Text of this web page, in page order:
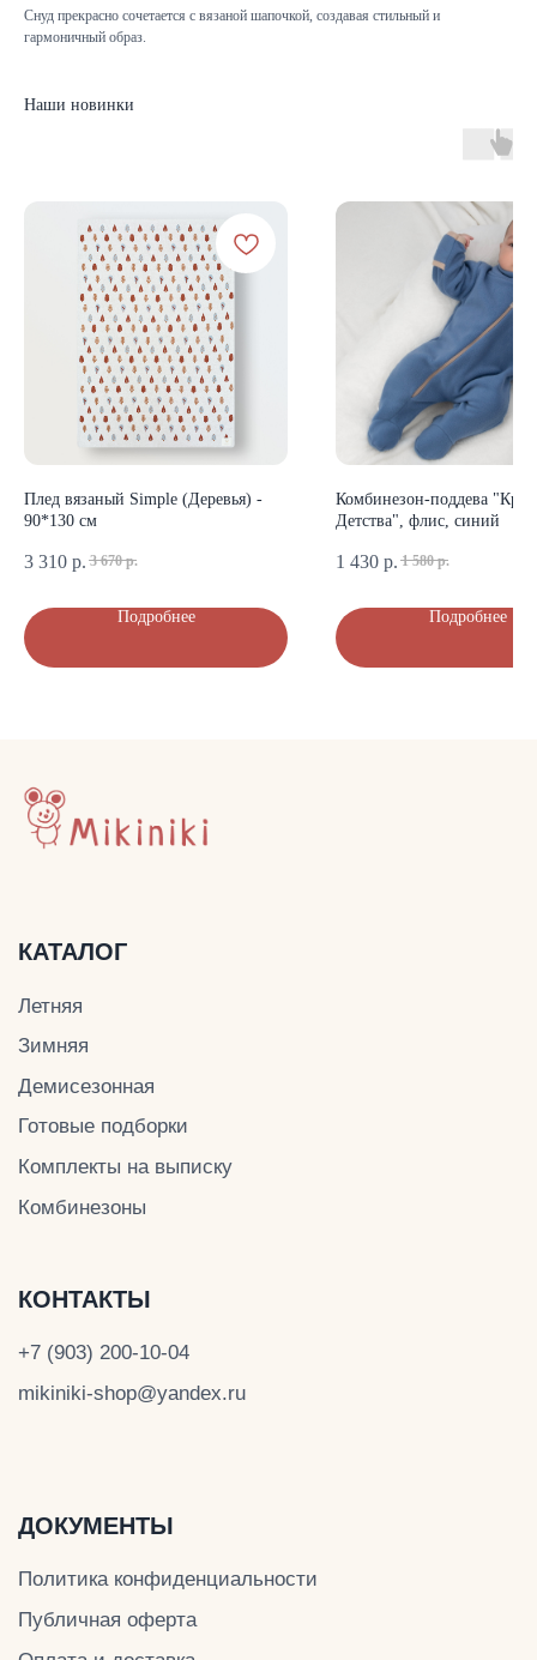
Снуд прекрасно сочетается с вязаной шапочкой, создавая стильный и
гармоничный образ.
Наши новинки
Плед вязаный Simple (Деревья) -
90*130 см
3 310 р. 3 670 р.
Подробнее
Комбинезон-поддева
Детства", флис, синий
1 430 р. 1 580 р.
Подробнее
Демисезонная
Готовые подборки
Комплекты на выписку
Комбинезоны
КАТАЛОГ
+7 (903) 200-10-04
ДОКУМЕНТЫ